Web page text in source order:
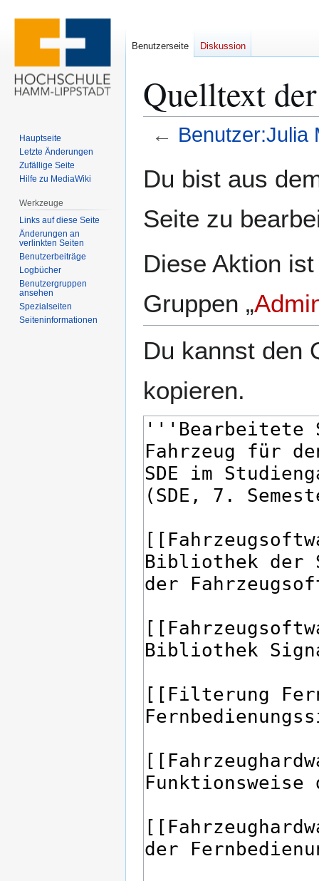
Quelltext
← Benutzer:Julia
Navigation
Suche
Du bist aus
Seite zu
Diese Aktion
Gruppen „
Du kannst den
kopieren.
Benutzerseite Diskussion
Hauptseite
Letzte Änderungen
Zufällige Seite
Hilfe zu MediaWiki
Werkzeuge
Links auf diese Seite
Änderungen an
verlinkten Seiten
Benutzerbeiträge
Logbücher
Benutzergruppen
ansehen
Spezialseiten
Seiten­­informationen